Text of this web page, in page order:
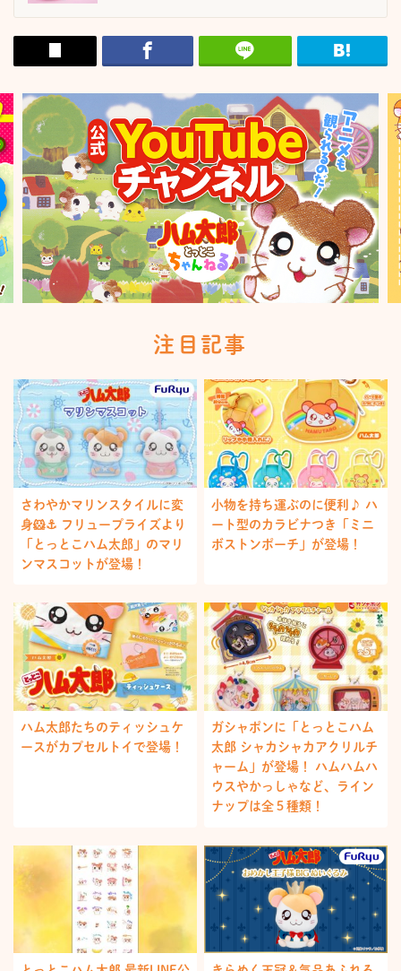
注目記事
さわやかマリンスタイルに変
身🐹⚓️ フリュープライズより
「とっとこハム太郎」のマリ
ンマスコットが登場！
小物を持ち運ぶのに便利♪ ハ
ート型のカラビナつき「ミニ
ボストンポーチ」が登場！
ハム太郎たちのティッシュケ
ースがカプセルトイで登場！
ガシャポンに「とっとこハム
太郎 シャカシャカアクリルチ
ャーム」が登場！ ハムハムハ
ウスやかっしゃなど、ライン
ナップは全５種類！